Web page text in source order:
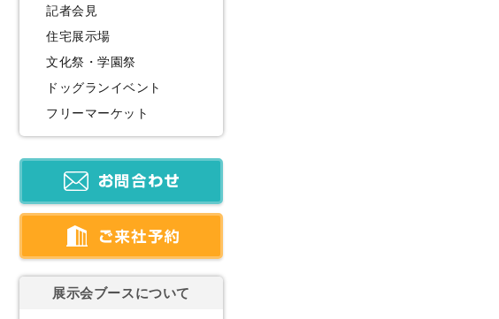
記者会見
住宅展示場
文化祭・学園祭
ドッグランイベント
フリーマーケット
展示会ブースについて